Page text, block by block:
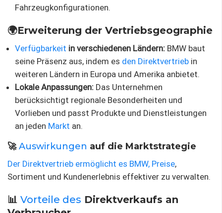
Fahrzeugkonfigurationen.
🌍Erweiterung der Vertriebsgeographie
Verfügbarkeit in verschiedenen Ländern: BMW baut
seine Präsenz aus, indem es den Direktvertrieb in
weiteren Ländern in Europa und Amerika anbietet.
Lokale Anpassungen: Das Unternehmen
berücksichtigt regionale Besonderheiten und
Vorlieben und passt Produkte und Dienstleistungen
an jeden Markt an.
🚀Auswirkungen auf die Marktstrategie
Der Direktvertrieb ermöglicht es BMW, Preise,
Sortiment und Kundenerlebnis effektiver zu verwalten.
📊 Vorteile des Direktverkaufs an